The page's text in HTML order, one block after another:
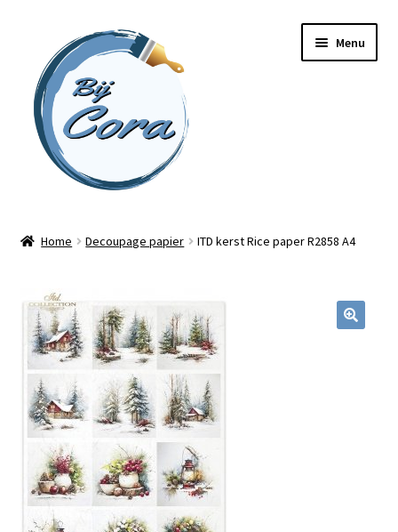
naar
navigatie
inhoud
Menu
Online cursussen
Shop
Blog / DIY / Tutorials
Over mij
Contact
Home Decoupage papier ITD kerst Rice paper R2858 A4